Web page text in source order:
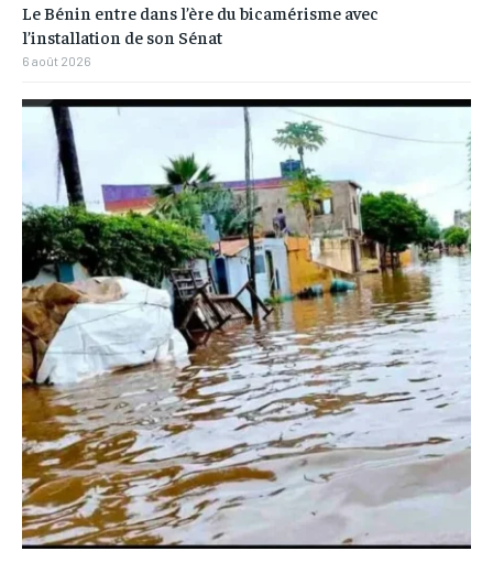
Le Bénin entre dans l’ère du bicamérisme avec
l’installation de son Sénat
6 août 2026